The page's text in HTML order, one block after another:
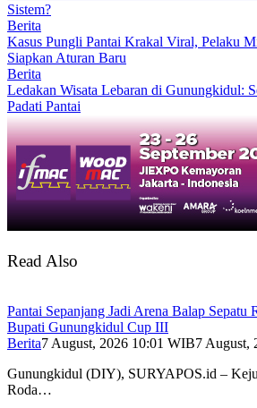
Sistem?
Berita
Kasus Pungli Pantai Krakal Viral, Pelaku
Siapkan Aturan Baru
Berita
Ledakan Wisata Lebaran di Gunungkidul:
Padati Pantai
Read Also
Pantai Sepanjang Jadi Arena Balap Sepatu
Bupati Gunungkidul Cup III
Berita7 August, 2026 10:01 WIB7 August,
Gunungkidul (DIY), SURYAPOS.id –
Roda…